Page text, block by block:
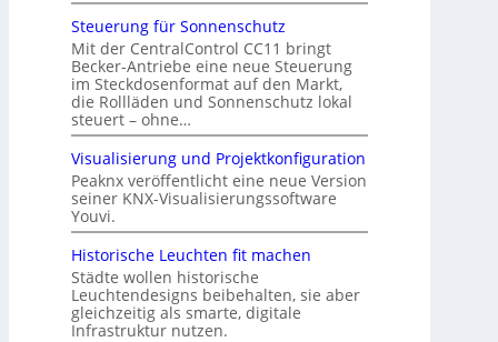
Steuerung für Sonnenschutz
Mit der CentralControl CC11 bringt
Becker-Antriebe eine neue Steuerung
im Steckdosenformat auf den Markt,
die Rollläden und Sonnenschutz lokal
steuert – ohne…
Visualisierung und Projektkonfiguration
Peaknx veröffentlicht eine neue Version
seiner KNX-Visualisierungssoftware
Youvi.
Historische Leuchten fit machen
Städte wollen historische
Leuchtendesigns beibehalten, sie aber
gleichzeitig als smarte, digitale
Infrastruktur nutzen.